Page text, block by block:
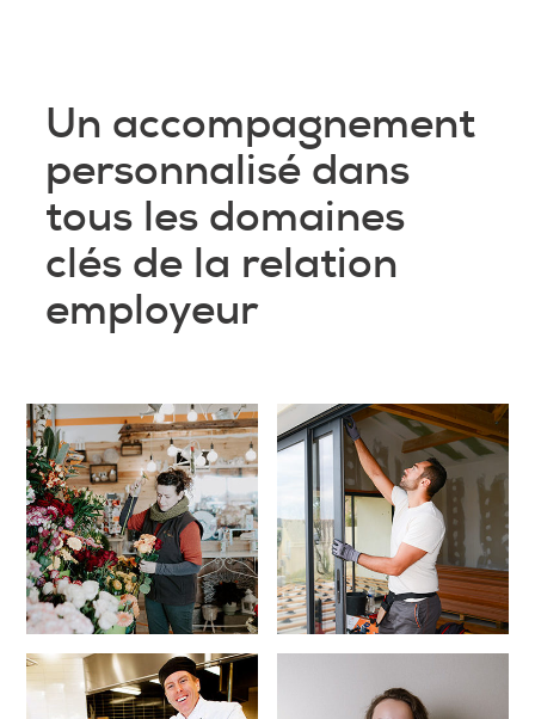
Un accompagnement
personnalisé dans
tous les domaines
clés de la relation
employeur